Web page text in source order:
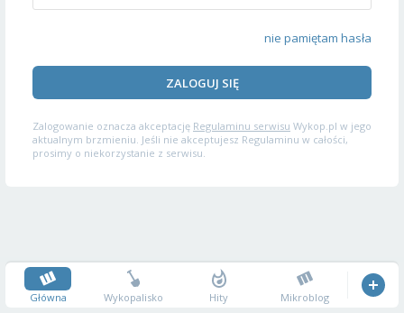
nie pamiętam hasła
ZALOGUJ SIĘ
Zalogowanie oznacza akceptację Regulaminu serwisu Wykop.pl w jego
aktualnym brzmieniu. Jeśli nie akceptujesz Regulaminu w całości,
prosimy o niekorzystanie z serwisu.
Główna Wykopalisko Hity Mikroblog